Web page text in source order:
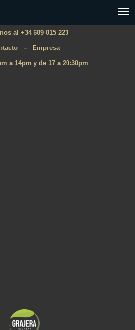
al +34 609 015 223
– Empresa
a 14pm y de 17 a 20:30pm